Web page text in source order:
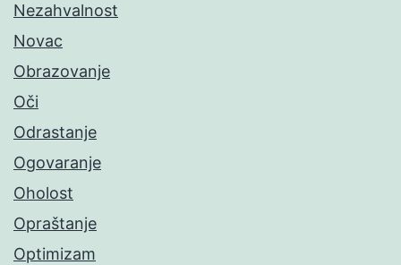
Nezahvalnost
Novac
Obrazovanje
Oči
Odrastanje
Ogovaranje
Oholost
Opraštanje
Optimizam